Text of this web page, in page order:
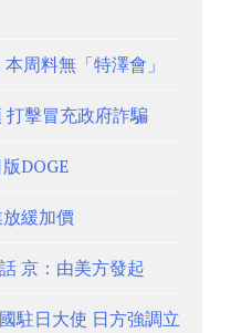
周料無「特澤會」
擊冒充政府詐騙
DOGE
緩加價
京：由美方發起
駐日大使 日方強調立